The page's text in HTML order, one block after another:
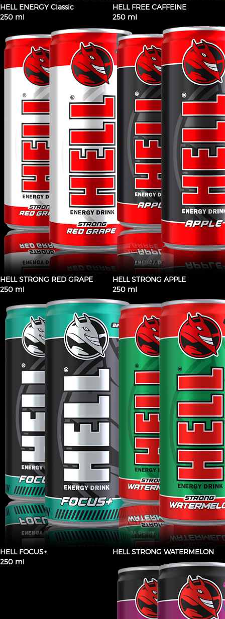
HELL ENERGY Classic
250 ml
HELL FREE CAFFEINE
250 ml
HELL STRONG RED GRAPE
250 ml
HELL STRONG APPLE
250 ml
HELL FOCUS+
250 ml
HELL STRONG WATERMELON